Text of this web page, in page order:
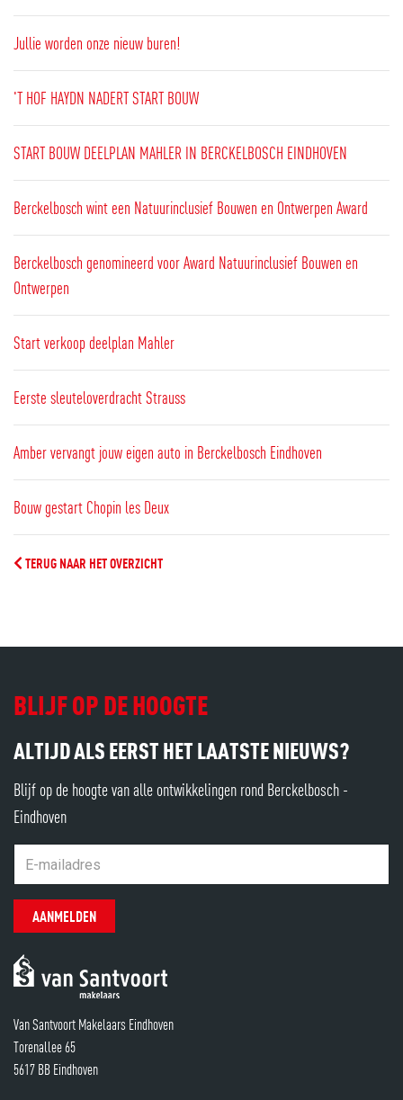
Jullie worden onze nieuw buren!
'T HOF HAYDN NADERT START BOUW
START BOUW DEELPLAN MAHLER IN BERCKELBOSCH EINDHOVEN
Berckelbosch wint een Natuurinclusief Bouwen en Ontwerpen Award
Berckelbosch genomineerd voor Award Natuurinclusief Bouwen en
Ontwerpen
Start verkoop deelplan Mahler
Eerste sleuteloverdracht Strauss
Amber vervangt jouw eigen auto in Berckelbosch Eindhoven
Bouw gestart Chopin les Deux
TERUG NAAR HET OVERZICHT
BLIJF OP DE HOOGTE
ALTIJD ALS EERST HET LAATSTE NIEUWS?
Blijf op de hoogte van alle ontwikkelingen rond Berckelbosch -
Eindhoven
AANMELDEN
Van Santvoort Makelaars Eindhoven
Torenallee 65
5617 BB Eindhoven